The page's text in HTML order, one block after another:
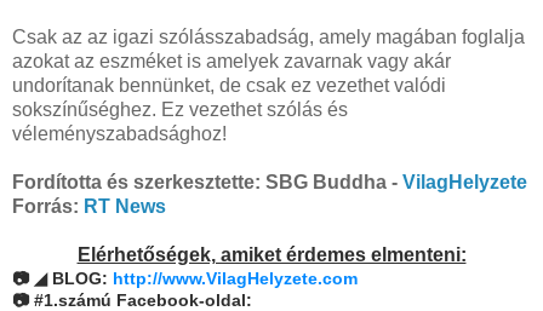
Csak az az igazi szólásszabadság, amely magában foglalja
azokat az eszméket is amelyek zavarnak vagy akár
undorítanak bennünket, de csak ez vezethet valódi
sokszínűséghez. Ez vezethet szólás és
véleményszabadsághoz!
Fordította és szerkesztette: SBG Buddha - VilagHelyzete
Forrás: RT News
Elérhetőségek, amiket érdemes elmenteni:
📷 ◢ BLOG: http://www.VilagHelyzete.com
📷 #1.számú Facebook-oldal: